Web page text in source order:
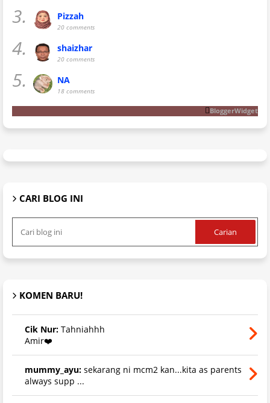
3. Pizzah
20 comments
4. shaizhar
20 comments
5. NA
18 comments
BloggerWidget
CARI BLOG INI
KOMEN BARU!
Cik Nur: Tahniahhh
Amir❤️
mummy_ayu: sekarang ni mcm2 kan...kita as parents
always supp ...